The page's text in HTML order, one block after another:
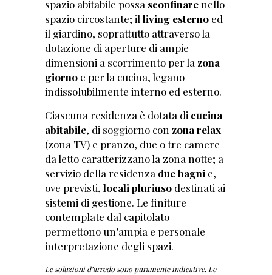
spazio abitabile possa sconfinarenello
spazio circostante; il living esterno ed
il giardino, soprattutto attraverso la
dotazione di aperture di ampie
dimensioni a scorrimento per la zona
giorno e per la cucina, legano
indissolubilmente interno ed esterno.
Ciascuna residenza è dotata di cucina
abitabile, di soggiorno con zona relax
(zona TV) e pranzo, due o tre camere
da letto caratterizzano la zona notte; a
servizio della residenza due bagni e,
ove previsti, locali pluriuso destinati ai
sistemi di gestione. Le finiture
contemplate dal capitolato
permettono un’ampia e personale
interpretazione degli spazi.
Le soluzioni d’arredo sono puramente indicative. Le